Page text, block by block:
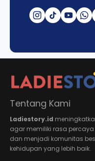
Tentang Kami
Ladiestory.id
agar memiliki rasa
dan menjadi komunitas
kehidupan yang lebih baik.